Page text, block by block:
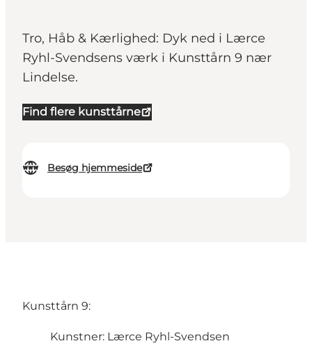
Tro, Håb & Kærlighed: Dyk ned i Lærce
Ryhl-Svendsens værk i Kunsttårn 9 nær
Lindelse.
Find flere kunsttårne
Besøg hjemmeside
Kunsttårn 9:
Kunstner: Lærce Ryhl-Svendsen